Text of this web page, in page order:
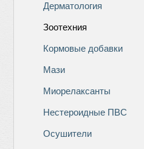
Дерматология
Зоотехния
Кормовые добавки
Мази
Миорелаксанты
Нестероидные ПВС
Осушители